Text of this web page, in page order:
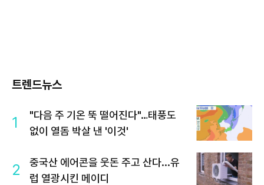
트렌드뉴스
1
"다음 주 기온 뚝 떨어진다"…태풍도
없이 열돔 박살 낸 '이것'
2
중국산 에어콘을 웃돈 주고 산다...유
럽 열광시킨 메이디